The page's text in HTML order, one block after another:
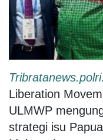
Liberation
ULMWP
strategi isu